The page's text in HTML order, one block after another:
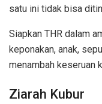
satu ini tidak bisa
Siapkan THR dalam
keponakan, anak,
menambah keseruan
Ziarah Kubur